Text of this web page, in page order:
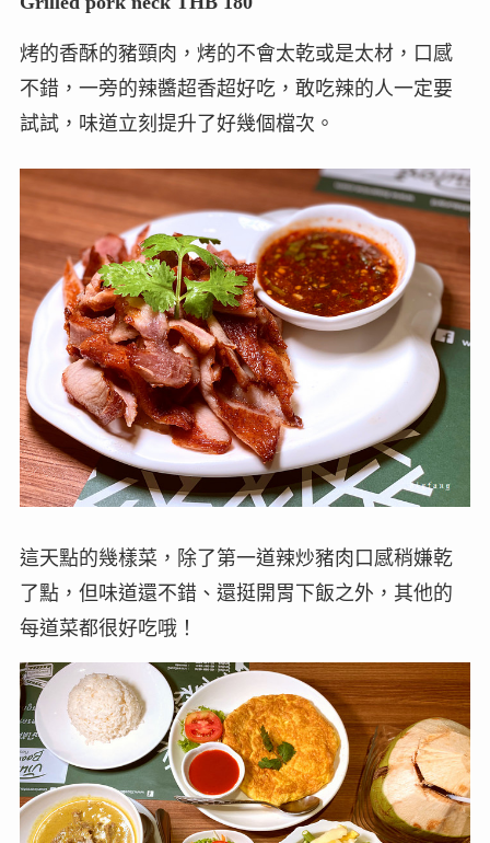
烤的香酥的豬頸肉，烤的不會太乾或是太材，口感
不錯，一旁的辣醬超香超好吃，敢吃辣的人一定要
試試，味道立刻提升了好幾個檔次。
這天點的幾樣菜，除了第一道辣炒豬肉口感稍嫌乾
了點，但味道還不錯、還挺開胃下飯之外，其他的
每道菜都很好吃哦！